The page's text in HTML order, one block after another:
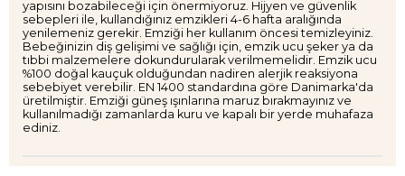
yapısını bozabileceği için önermiyoruz. Hijyen ve güvenlik
sebepleri ile, kullandığınız emzikleri 4-6 hafta aralığında
yenilemeniz gerekir. Emziği her kullanım öncesi temizleyiniz.
Bebeğinizin diş gelişimi ve sağlığı için, emzik ucu şeker ya da
tıbbi malzemelere dokundurularak verilmemelidir. Emzik ucu
%100 doğal kauçuk olduğundan nadiren alerjik reaksiyona
sebebiyet verebilir. EN 1400 standardına göre Danimarka'da
üretilmiştir. Emziği güneş ışınlarına maruz bırakmayınız ve
kullanılmadığı zamanlarda kuru ve kapalı bir yerde muhafaza
ediniz.